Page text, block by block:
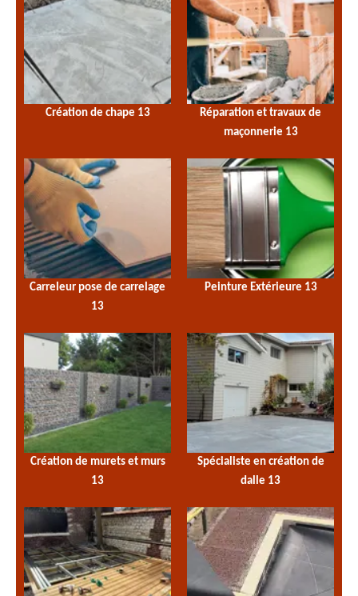
Création de chape 13
Réparation et travaux de
maçonnerie 13
Carreleur pose de carrelage
13
Peinture Extérieure 13
Création de murets et murs
13
Spécialiste en création de
dalle 13